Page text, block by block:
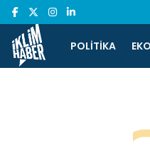
POLITIKA